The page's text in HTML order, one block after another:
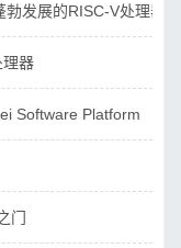
发展的RISC-V处理器
理器
Software Platform
门